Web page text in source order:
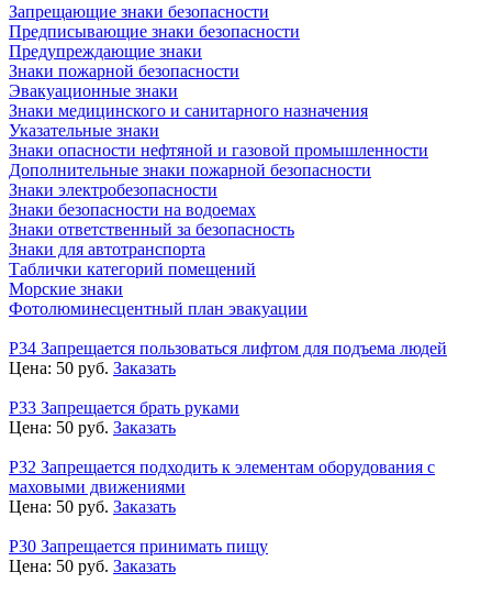
Запрещающие знаки безопасности
Предписывающие знаки безопасности
Предупреждающие знаки
Знаки пожарной безопасности
Эвакуационные знаки
Знаки медицинского и санитарного назначения
Указательные знаки
Знаки опасности нефтяной и газовой промышленности
Дополнительные знаки пожарной безопасности
Знаки электробезопасности
Знаки безопасности на водоемах
Знаки ответственный за безопасность
Знаки для автотранспорта
Таблички категорий помещений
Морские знаки
Фотолюминесцентный план эвакуации
P34 Запрещается пользоваться лифтом для подъема людей
Цена: 50 руб. Заказать
P33 Запрещается брать руками
Цена: 50 руб. Заказать
Р32 Запрещается подходить к элементам оборудования с
маховыми движениями
Цена: 50 руб. Заказать
Р30 Запрещается принимать пищу
Цена: 50 руб. Заказать